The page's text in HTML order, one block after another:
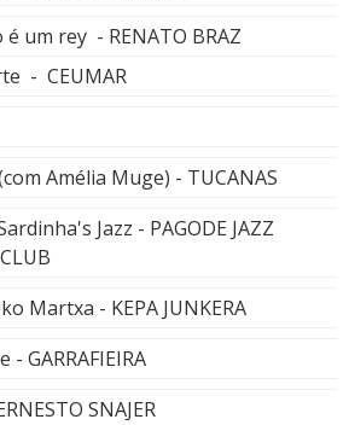
um rey - RENATO BRAZ
- CEUMAR
Amélia Muge) - TUCANAS
Jazz - PAGODE JAZZ
Martxa - KEPA JUNKERA
GARRAFIEIRA
SNAJER